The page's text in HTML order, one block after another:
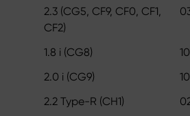
2.3 (CG5, CF9, CF0, CF1,
CF2)
1.8 i (CG8)
2.0 i (CG9)
2.2 Type-R (CH1)